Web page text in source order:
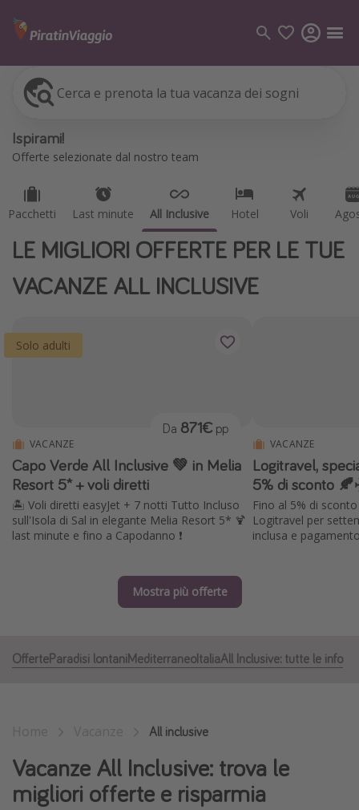
Cerca e prenota la tua vacanza dei sogni
Ispirami!
Offerte selezionate dal nostro team
Pacchetti Last minute All Inclusive Hotel Voli
Pacchetti
Voli
Vacanze
Albania
Tunisia
Malta
Canarie
Capo Verde
Vacanze last minute
Vacanze estate 2026
Vacanze al mare
Viaggi per single
LE MIGLIORI OFFERTE PER LE TUE
VACANZE ALL INCLUSIVE
Solo adulti
VACANZE
Capo Verde All Inclusive 💚 in Melia
Resort 5* + voli diretti
🏝️ Voli diretti easyJet + 7 notti Tutto Incluso
sull'Isola di Sal in elegante Melia Resort 5* 🍹
last minute e fino a Capodanno ❗️
Da 871€ pp
VACANZE
Logitravel,
5% di sconto
Fino al 5% di
Logitravel per
inclusa e
Mostra più offerte
OfferteParadisi lontaniMediterraneoItaliaAll Inclusive: tutte le info
All inclusive
Vacanze All Inclusive: trova le
migliori offerte e risparmia